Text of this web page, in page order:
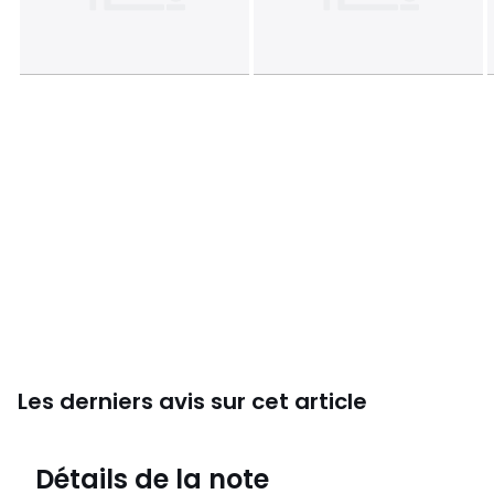
Les derniers avis sur cet article
4,7
Détails de la note